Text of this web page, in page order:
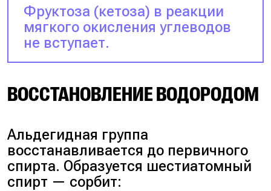
Фруктоза (кетоза) в реакции
мягкого окисления углеводов
не вступает.
ВОССТАНОВЛЕНИЕ ВОДОРОДОМ
Альдегидная группа
восстанавливается до первичного
спирта. Образуется шестиатомный
спирт — сорбит: